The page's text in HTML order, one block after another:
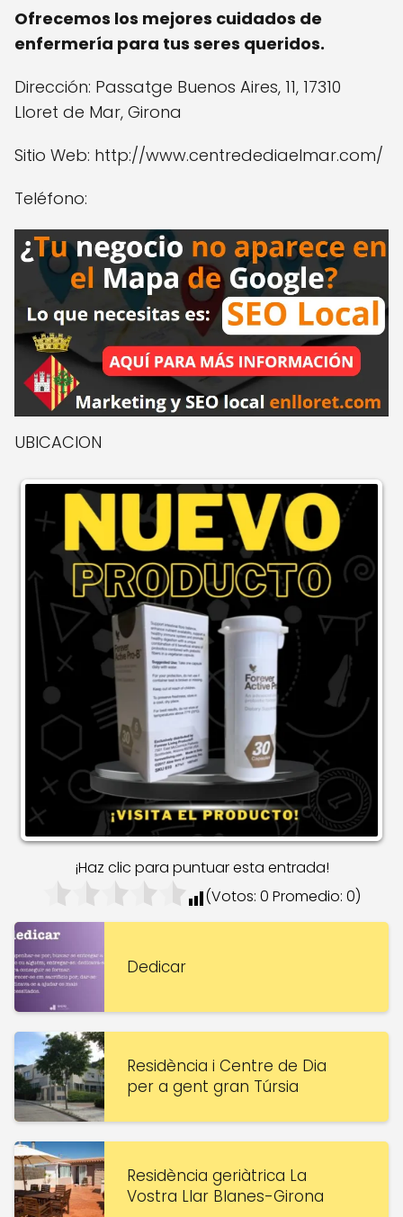
Ofrecemos los mejores cuidados de
enfermería para tus seres queridos.
Dirección: Passatge Buenos Aires, 11, 17310
Lloret de Mar, Girona
Sitio Web: http://www.centredediaelmar.com/
Teléfono:
UBICACION
¡Haz clic para puntuar esta entrada!
(Votos: 0 Promedio: 0)
Dedicar
Residència i Centre de Dia
per a gent gran Túrsia
Residència geriàtrica La
Vostra Llar Blanes-Girona